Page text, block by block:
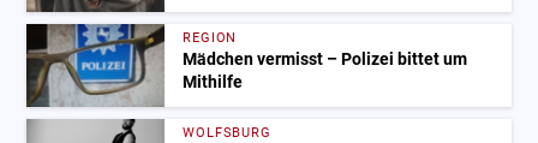
REGION
Mädchen vermisst – Polizei bittet um
Mithilfe
WOLFSBURG